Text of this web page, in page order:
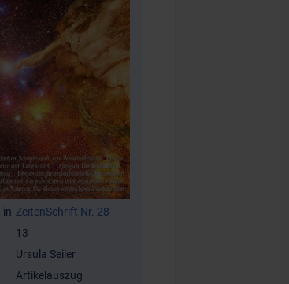
in ZeitenSchrift Nr. 28
13
Ursula Seiler
Artikelauszug